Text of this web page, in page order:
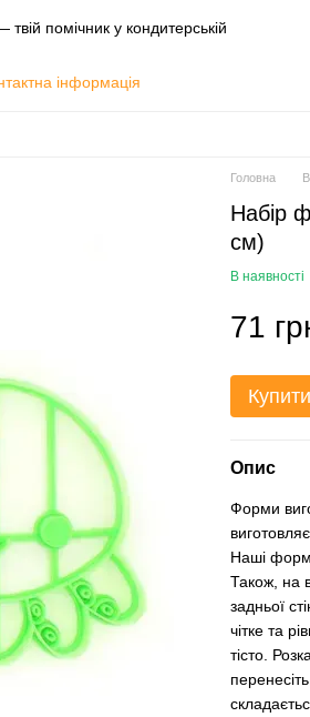
помічник у кондитерській
інформація
Головна
Набір
см)
В наявності
71
Купити
Опис
Форми
Наші
Також, на
задньої
чітке та
тісто.